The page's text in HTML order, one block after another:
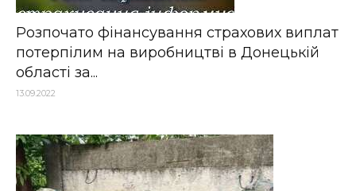
Розпочато фінансування страхових виплат
потерпілим на виробництві в Донецькій
області за...
13.09.2022